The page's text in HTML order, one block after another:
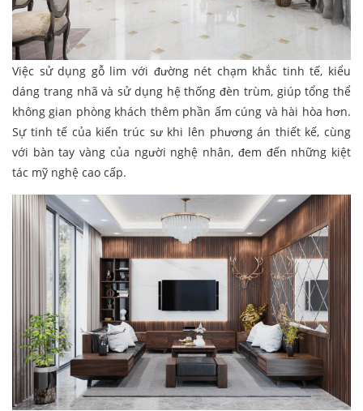
Việc sử dụng gỗ lim với đường nét chạm khắc tinh tế, kiểu
dáng trang nhã và sử dụng hệ thống đèn trùm, giúp tổng thể
không gian phòng khách thêm phần ấm cúng và hài hòa hơn.
Sự tinh tế của kiến trúc sư khi lên phương án thiết kế, cùng
với bàn tay vàng của người nghệ nhân, đem đến những kiệt
tác mỹ nghệ cao cấp.